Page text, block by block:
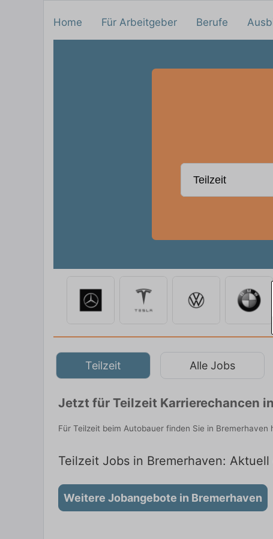
Home Für Arbeitgeber Berufe
Teilzeit Alle Jobs
Jetzt für Teilzeit Karrierechancen
Für Teilzeit beim Autobauer finden Sie in
Teilzeit Jobs in Bremerhaven:
Weitere Jobangebote in Bremerhaven